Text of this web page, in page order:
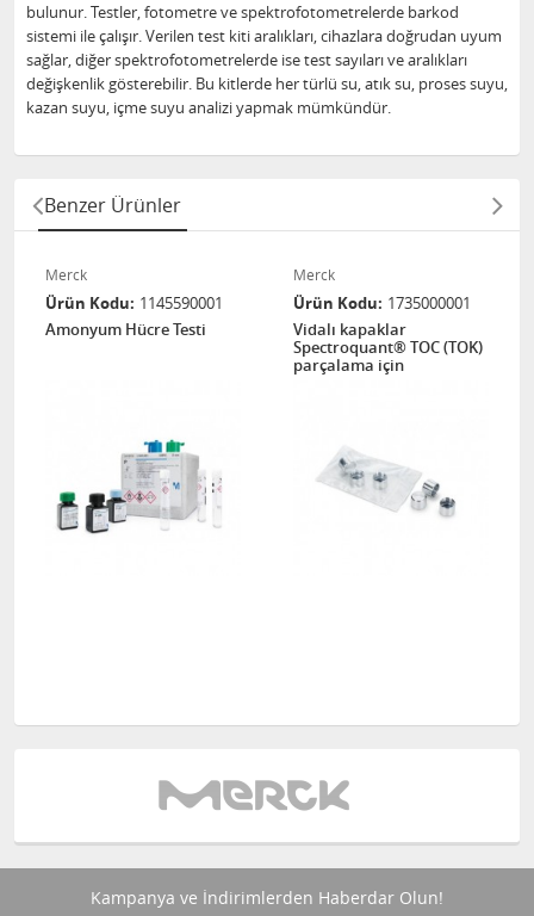
bulunur. Testler, fotometre ve spektrofotometrelerde barkod
sistemi ile çalışır. Verilen test kiti aralıkları, cihazlara doğrudan uyum
sağlar, diğer spektrofotometrelerde ise test sayıları ve aralıkları
değişkenlik gösterebilir. Bu kitlerde her türlü su, atık su, proses suyu,
kazan suyu, içme suyu analizi yapmak mümkündür.
Benzer Ürünler
Merck
Ürün Kodu 1145590001
Amonyum Hücre Testi
Merck
Ürün Kodu 1735000001
Vidalı kapaklar
Spectroquant® TOC (TOK)
parçalama için
Kampanya ve İndirimlerden Haberdar Olun!